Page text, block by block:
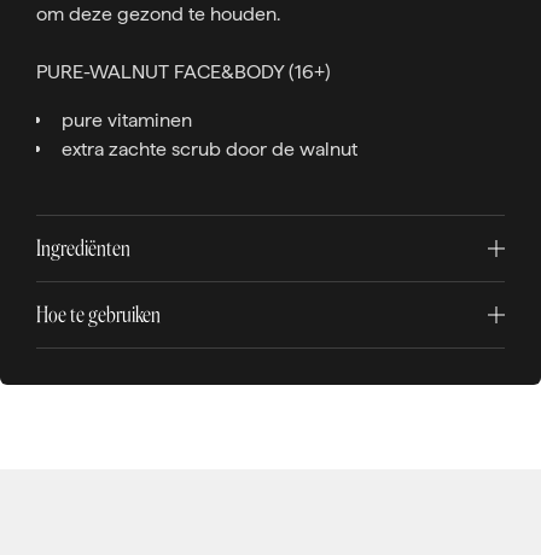
om deze gezond te houden.
PURE-WALNUT FACE&BODY (16+)
pure vitaminen
extra zachte scrub door de walnut
Ingrediënten
Hoe te gebruiken